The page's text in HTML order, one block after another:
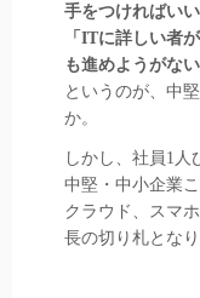
手をつければい
「ITに詳しい者
も進めようがない
というのが、中
か。
しかし、社員1人
中堅・中小企業
クラウド、スマ
長の切り札とな